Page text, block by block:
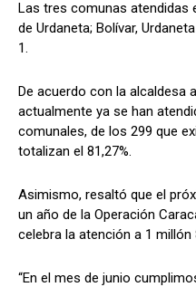
Las tres comunas atendidas
de Urdaneta; Bolívar,
1.
De acuerdo con la alcaldesa
actualmente ya se han
comunales, de los 299 que
totalizan el 81,27%.
Asimismo, resaltó que el
un año de la Operación
celebra la atención a 1 millón
“En el mes de junio